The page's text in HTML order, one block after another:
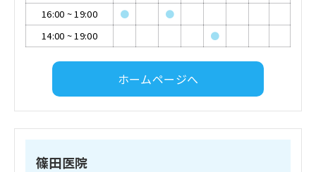
16:00 ~19:00 ●
●
14:00 ~19:00 ●
ホームページへ
篠田医院